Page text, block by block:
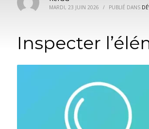
MARDI, 23 JUIN 2026 / PUBLIÉ DANS
Inspecter